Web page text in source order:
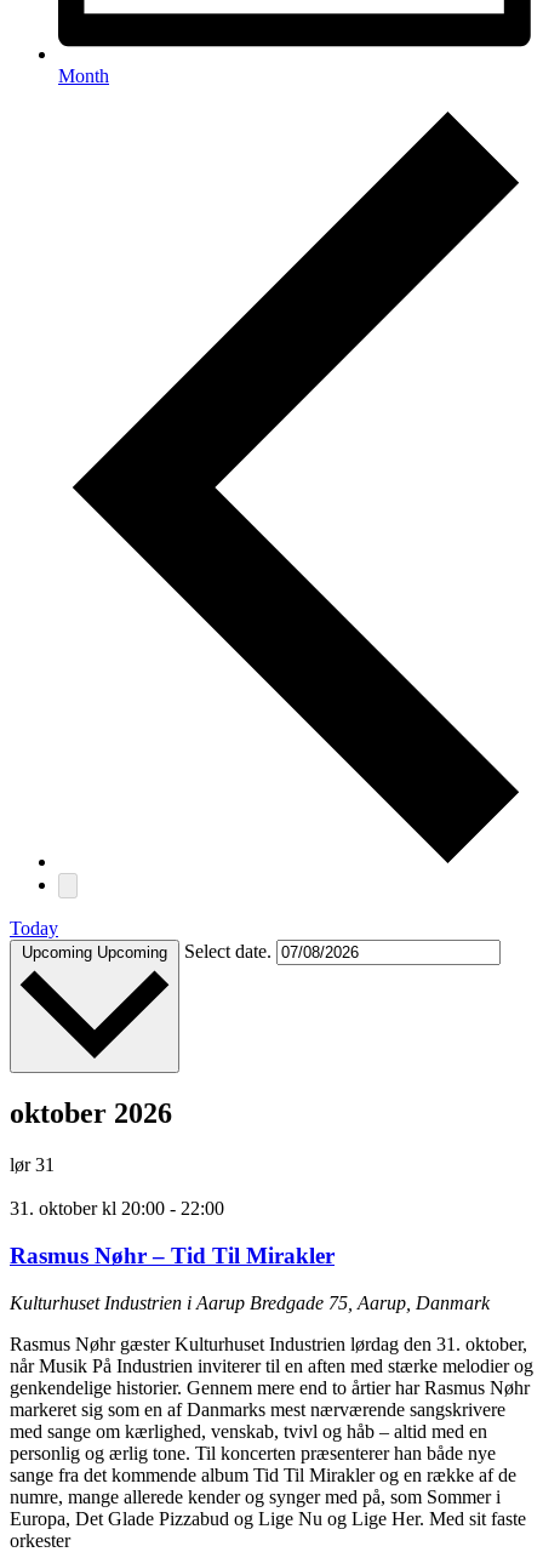
Month
Today
Upcoming Upcoming Select date.
oktober 2026
lør31
31. oktober kl 20:00 - 22:00
Rasmus Nøhr – Tid Til Mirakler
Kulturhuset Industrien i Aarup Bredgade 75, Aarup, Danmark
Rasmus Nøhr gæster Kulturhuset Industrien lørdag den 31. oktober,
når Musik På Industrien inviterer til en aften med stærke melodier og
genkendelige historier. Gennem mere end to årtier har Rasmus Nøhr
markeret sig som en af Danmarks mest nærværende sangskrivere
med sange om kærlighed, venskab, tvivl og håb – altid med en
personlig og ærlig tone. Til koncerten præsenterer han både nye
sange fra det kommende album Tid Til Mirakler og en række af de
numre, mange allerede kender og synger med på, som Sommer i
Europa, Det Glade Pizzabud og Lige Nu og Lige Her. Med sit faste
orkester